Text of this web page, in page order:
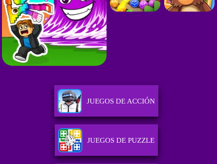
JUEGOS DE ACCIÓN
JUEGOS DE PUZZLE